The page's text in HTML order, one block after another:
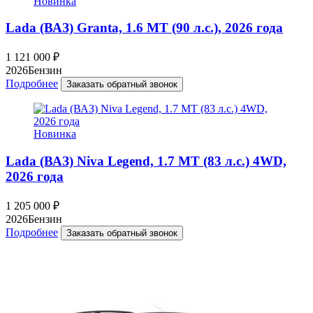
Lada (ВАЗ) Granta, 1.6 MT (90 л.с.), 2026 года
1 121 000 ₽
2026Бензин
Подробнее
Заказать обратный звонок
Новинка
Lada (ВАЗ) Niva Legend, 1.7 MT (83 л.с.) 4WD,
2026 года
1 205 000 ₽
2026Бензин
Подробнее
Заказать обратный звонок